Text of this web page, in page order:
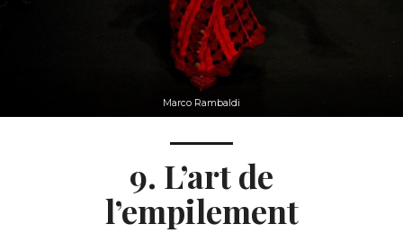
Marco Rambaldi
9. L’art de
l’empilement